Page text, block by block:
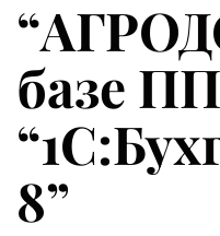
базе ПП
8”